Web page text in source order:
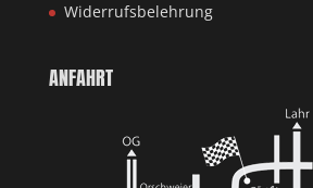
Widerrufsbelehrung
ANFAHRT